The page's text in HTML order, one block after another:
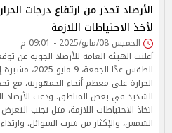
الأرصاد تحذر من ارتفاع درجات
لأخذ الاحتياطات اللازمة
الخميس 08/مايو/2025 - 09:01 م
أعلنت الهيئة العامة للأرصاد الجوية عن
الطقس غدًا الجمعة،
الحرارة على معظم أنحاء الجمهورية، مع
الشديد في بعض المناطق. ودعت الأرصاد
اتخاذ الاحتياطات اللازمة، مثل تجنب
الشمس، والإكثار من شرب السوائل،